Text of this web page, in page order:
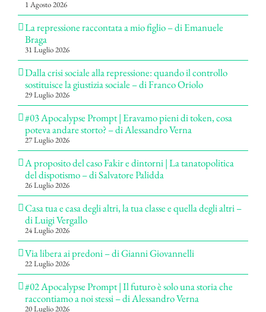
1 Agosto 2026
La repressione raccontata a mio figlio – di Emanuele
Braga
31 Luglio 2026
Dalla crisi sociale alla repressione: quando il controllo
sostituisce la giustizia sociale – di Franco Oriolo
29 Luglio 2026
#03 Apocalypse Prompt | Eravamo pieni di token, cosa
poteva andare storto? – di Alessandro Verna
27 Luglio 2026
A proposito del caso Fakir e dintorni | La tanatopolitica
del dispotismo – di Salvatore Palidda
26 Luglio 2026
Casa tua e casa degli altri, la tua classe e quella degli altri –
di Luigi Vergallo
24 Luglio 2026
Via libera ai predoni – di Gianni Giovannelli
22 Luglio 2026
#02 Apocalypse Prompt | Il futuro è solo una storia che
raccontiamo a noi stessi – di Alessandro Verna
20 Luglio 2026